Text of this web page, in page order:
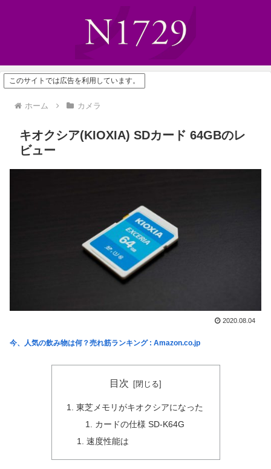
このサイトでは広告を利用しています。
ホーム カメラ
キオクシア(KIOXIA) SDカード 64GBのレ
ビュー
2020.08.04
今、人気の飲み物は何？売れ筋ランキング : Amazon.co.jp
目次
東芝メモリがキオクシアになった
カードの仕様 SD-K64G
速度性能は